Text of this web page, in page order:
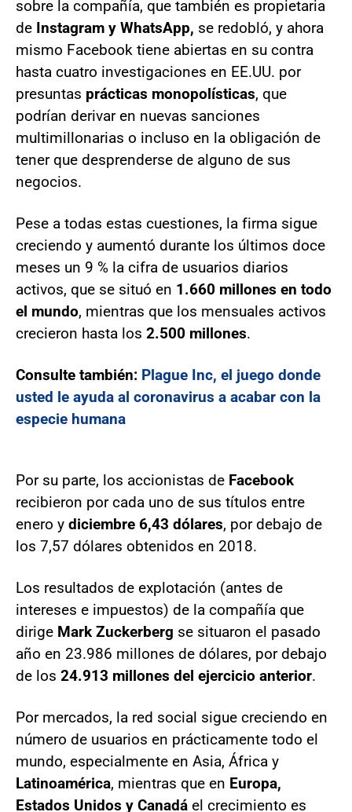
sobre la compañía, que también es propietaria
de Instagram y WhatsApp, se redobló, y ahora
mismo Facebook tiene abiertas en su contra
hasta cuatro investigaciones en EE.UU. por
presuntas prácticas monopolísticas, que
podrían derivar en nuevas sanciones
multimillonarias o incluso en la obligación de
tener que desprenderse de alguno de sus
negocios.
Pese a todas estas cuestiones, la firma sigue
creciendo y aumentó durante los últimos doce
meses un 9 % la cifra de usuarios diarios
activos, que se situó en 1.660 millones en todo
el mundo, mientras que los mensuales activos
crecieron hasta los 2.500 millones.
Consulte también: Plague Inc, el juego donde
usted le ayuda al coronavirus a acabar con la
especie humana
Por su parte, los accionistas de Facebook
recibieron por cada uno de sus títulos entre
enero y diciembre 6,43 dólares, por debajo de
los 7,57 dólares obtenidos en 2018.
Los resultados de explotación (antes de
intereses e impuestos) de la compañía que
dirige Mark Zuckerberg se situaron el pasado
año en 23.986 millones de dólares, por debajo
de los 24.913 millones del ejercicio anterior.
Por mercados, la red social sigue creciendo en
número de usuarios en prácticamente todo el
mundo, especialmente en Asia, África y
Latinoamérica, mientras que en Europa,
Estados Unidos y Canadá el crecimiento es